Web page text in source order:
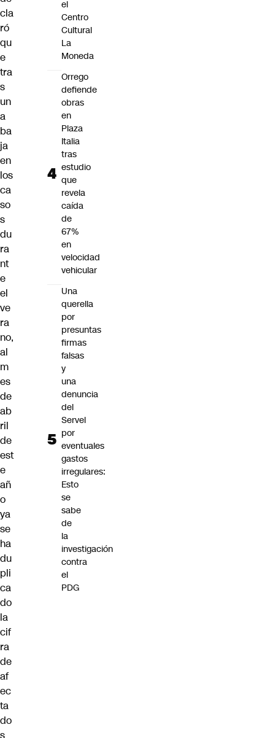
cla
ró
qu
e
tra
s
un
a
ba
ja
en
los
ca
so
s
du
ra
nt
e
el
ve
ra
no,
al
m
es
de
ab
ril
de
est
e
añ
o
ya
se
ha
du
pli
ca
do
la
cif
ra
de
af
ec
ta
do
s
el
Centro
Cultural
La
Moneda
Orrego
defiende
obras
en
Plaza
Italia
tras
estudio
que
revela
caída
de
67%
en
velocidad
vehicular
Una
querella
por
presuntas
firmas
falsas
y
una
denuncia
del
Servel
por
eventuales
gastos
irregulares:
Esto
se
sabe
de
la
investigación
contra
el
PDG